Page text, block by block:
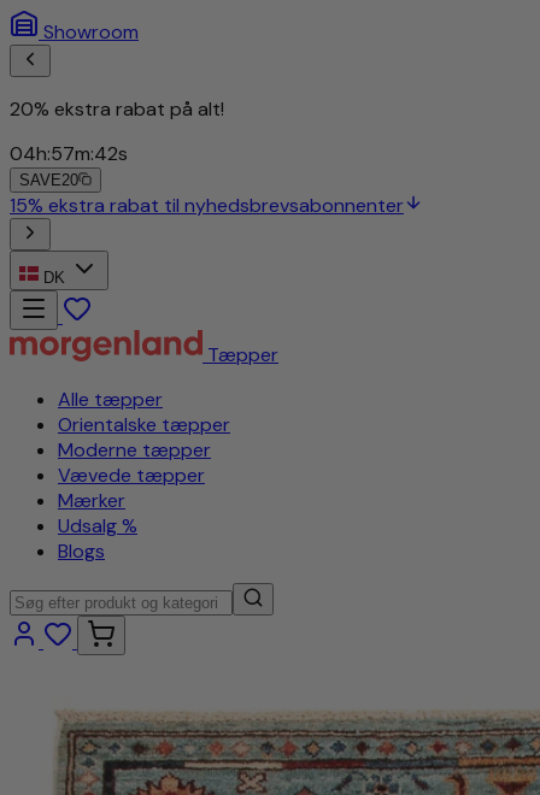
Showroom
20% ekstra rabat på alt!
04h:57m:39s
SAVE20
15% ekstra rabat til nyhedsbrevsabonnenter
DK
Tæpper
Alle tæpper
Orientalske tæpper
Moderne tæpper
Vævede tæpper
Mærker
Udsalg %
Blogs